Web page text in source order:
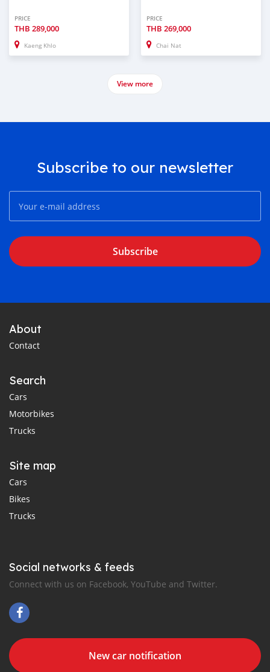
PRICE
THB 289,000
Kaeng Khlo
PRICE
THB 269,000
Chai Nat
View more
Subscribe to our newsletter
Subscribe
About
Contact
Search
Cars
Motorbikes
Trucks
Site map
Cars
Bikes
Trucks
Social networks & feeds
Connect with us on Facebook, YouTube and Twitter.
New car notification